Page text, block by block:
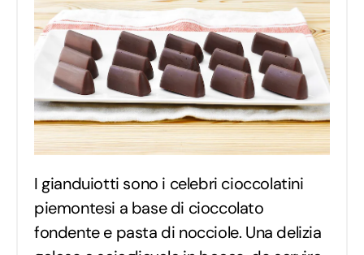
I gianduiotti sono i celebri cioccolatini
piemontesi a base di cioccolato
fondente e pasta di nocciole. Una delizia